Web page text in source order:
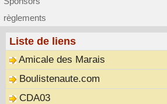
règlements
Liste de liens
Amicale des Marais
Boulistenaute.com
CDA03